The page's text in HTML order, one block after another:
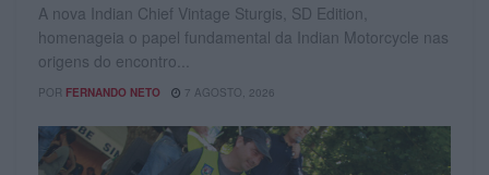
A nova Indian Chief Vintage Sturgis, SD Edition,
homenageia o papel fundamental da Indian Motorcycle nas
origens do encontro...
POR FERNANDO NETO 7 AGOSTO, 2026